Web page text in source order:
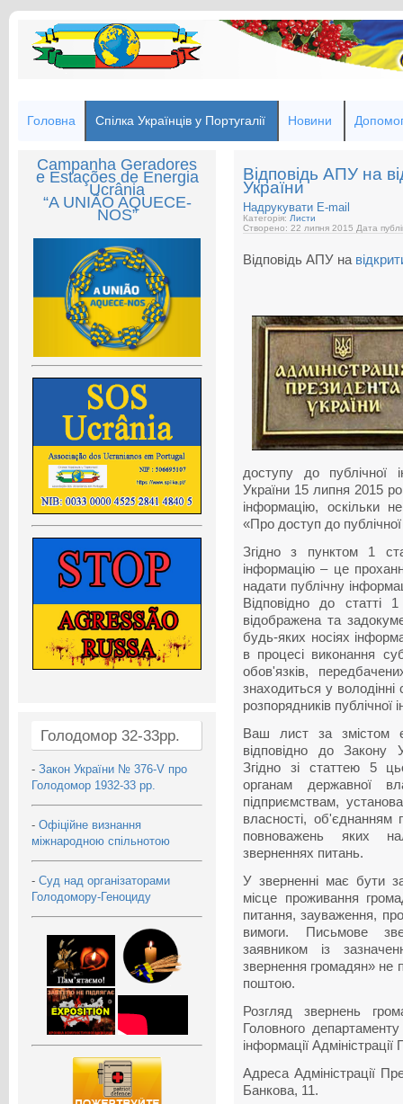
Головна Спілка Українців у Португалії Новини
Campanha Geradores
e Estações de Energia
Ucrânia
“A UNIÃO AQUECE-
NOS”
Голодомор 32-33рр.
- Закон України № 376-V про
Голодомор 1932-33 рр.
- Офіційне визнання
міжнародною спільнотою
- Суд над організаторами
Голодомору-Геноциду
Відповідь АПУ на
України
Надрукувати E-mail
Категорія: Листи
Створено: 22 липня 2015 Дата
Відповідь АПУ на
доступу до публічної
України 15 липня 2015
інформацію, оскільки
«Про доступ до публічної
Згідно з пунктом 1
інформацію – це
надати публічну
Відповідно до статті
відображена та
будь-яких носіях
в процесі виконання
обов'язків,
знаходиться у
розпорядників
Ваш лист за змістом
відповідно до Закону
Згідно зі статтею 5
органам державної
підприємствам,
власності,
повноважень яких
зверненнях питань.
У зверненні має бути
місце проживання
питання, зауваження,
вимоги. Письмове
заявником із
звернення громадян» не
поштою.
Розгляд звернень
Головного
інформації
Адреса Адміністрації
Банкова, 11.